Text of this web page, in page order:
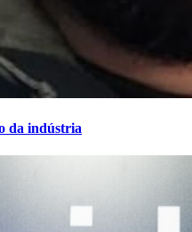
da indústria